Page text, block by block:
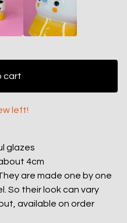
cart
left!
glazes
4cm
are made one by one
So their look can vary
available on order